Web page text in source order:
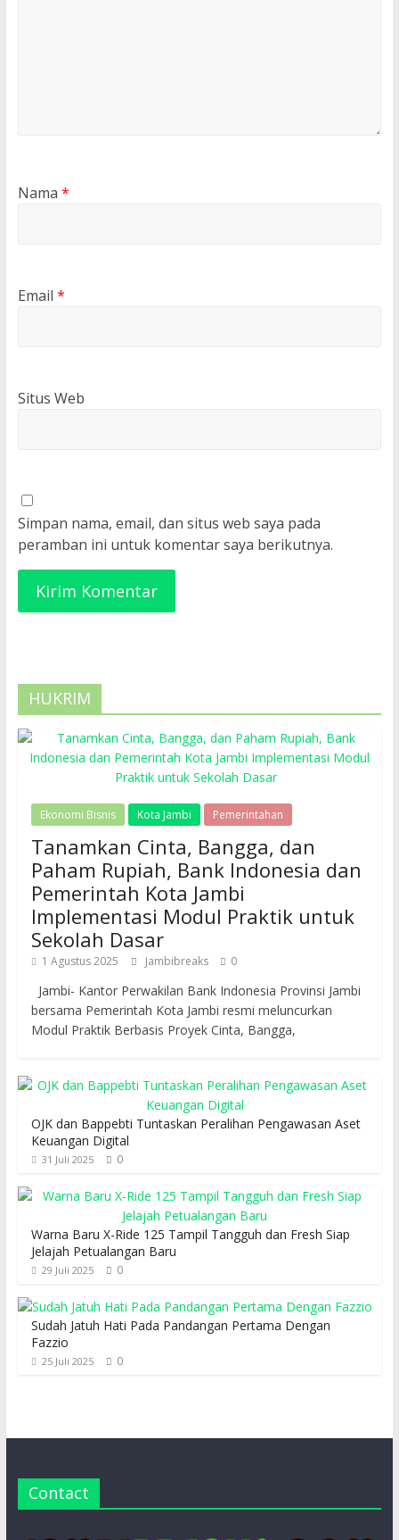
Nama *
Email *
Situs Web
Simpan nama, email, dan situs web saya pada
peramban ini untuk komentar saya berikutnya.
HUKRIM
Ekonomi Bisnis Kota Jambi Pemerintahan
Tanamkan Cinta, Bangga, dan
Paham Rupiah, Bank Indonesia dan
Pemerintah Kota Jambi
Implementasi Modul Praktik untuk
Sekolah Dasar
1 Agustus 2025 Jambibreaks 0
Jambi- Kantor Perwakilan Bank Indonesia Provinsi Jambi
bersama Pemerintah Kota Jambi resmi meluncurkan
Modul Praktik Berbasis Proyek Cinta, Bangga,
OJK dan Bappebti Tuntaskan Peralihan Pengawasan Aset
Keuangan Digital
31 Juli 2025 0
Warna Baru X-Ride 125 Tampil Tangguh dan Fresh Siap
Jelajah Petualangan Baru
29 Juli 2025 0
Sudah Jatuh Hati Pada Pandangan Pertama Dengan
Fazzio
25 Juli 2025 0
Contact